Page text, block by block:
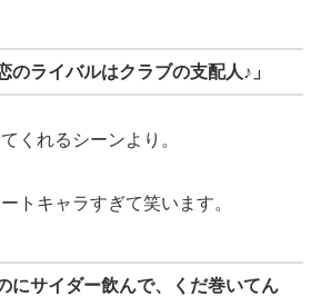
のライバルはクラブの支配人♪」
くれるシーンより。
トキャラすぎて笑います。
にサイダー飲んで、くだ巻いてん